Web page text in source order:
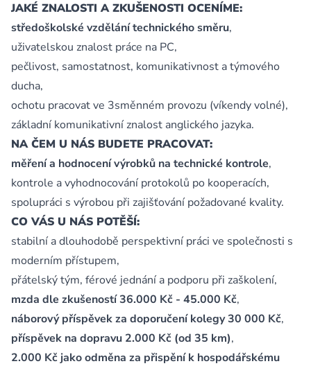
JAKÉ ZNALOSTI A ZKUŠENOSTI OCENÍME:
středoškolské vzdělání technického směru,
uživatelskou znalost práce na PC,
pečlivost, samostatnost, komunikativnost a týmového
ducha,
ochotu pracovat ve 3směnném provozu (víkendy volné),
základní komunikativní znalost anglického jazyka.
NA ČEM U NÁS BUDETE PRACOVAT:
měření a hodnocení výrobků na technické kontrole,
kontrole a vyhodnocování protokolů po kooperacích,
spolupráci s výrobou při zajišťování požadované kvality.
CO VÁS U NÁS POTĚŠÍ:
stabilní a dlouhodobě perspektivní práci ve společnosti s
moderním přístupem,
přátelský tým, férové jednání a podporu při zaškolení,
mzda dle zkušeností 36.000 Kč - 45.000 Kč,
náborový příspěvek za doporučení kolegy 30 000 Kč,
příspěvek na dopravu 2.000 Kč (od 35 km),
2.000 Kč jako odměna za přispění k hospodářskému